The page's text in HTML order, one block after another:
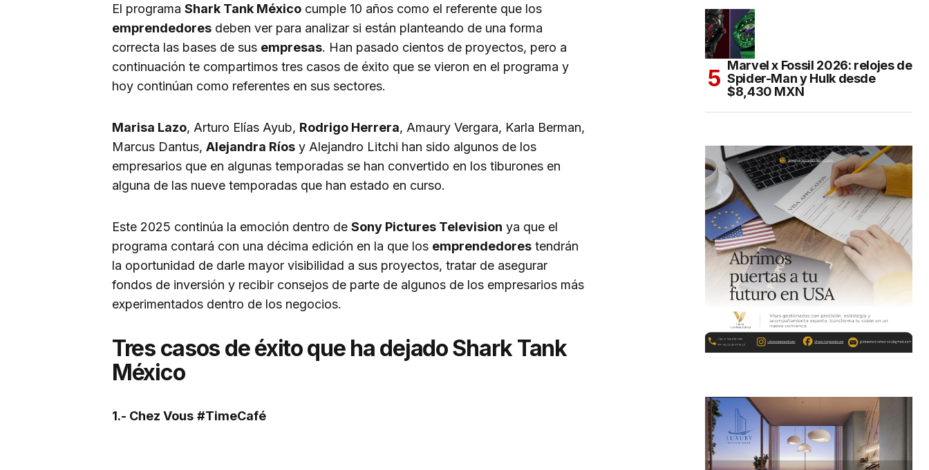
El programa Shark Tank México cumple 10 años como el referente que los
emprendedores deben ver para analizar si están planteando de una forma
correcta las bases de sus empresas. Han pasado cientos de proyectos, pero a
continuación te compartimos tres casos de éxito que se vieron en el programa y
hoy continúan como referentes en sus sectores.
Marisa Lazo, Arturo Elías Ayub, Rodrigo Herrera, Amaury Vergara, Karla Berman,
Marcus Dantus, Alejandra Ríos y Alejandro Litchi han sido algunos de los
empresarios que en algunas temporadas se han convertido en los tiburones en
alguna de las nueve temporadas que han estado en curso.
Este 2025 continúa la emoción dentro de Sony Pictures Television ya que el
programa contará con una décima edición en la que los emprendedores tendrán
la oportunidad de darle mayor visibilidad a sus proyectos, tratar de asegurar
fondos de inversión y recibir consejos de parte de algunos de los empresarios más
experimentados dentro de los negocios.
Tres casos de éxito que ha dejado Shark Tank
México
1.- Chez Vous #TimeCafé
Marvel x Fossil 2026: relojes de
Spider-Man y Hulk desde
$8,430 MXN